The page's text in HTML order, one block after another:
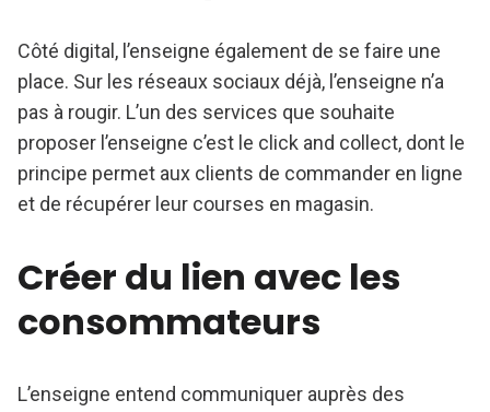
Côté digital, l’enseigne également de se faire une
place. Sur les réseaux sociaux déjà, l’enseigne n’a
pas à rougir. L’un des services que souhaite
proposer l’enseigne c’est le click and collect, dont le
principe permet aux clients de commander en ligne
et de récupérer leur courses en magasin.
Créer du lien avec les
consommateurs
L’enseigne entend communiquer auprès des